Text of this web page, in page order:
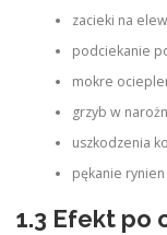
zacieki na
podciekanie
mokre
grzyb w
uszkodzenia
pękanie
1.3 Efekt po